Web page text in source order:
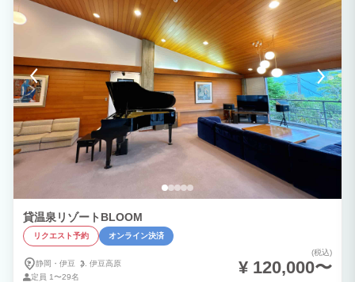
貸温泉リゾートBLOOM
リクエスト予約 オンライン決済
静岡・伊豆
伊豆高原
定員 1〜29名
(税込)
¥ 120,000〜